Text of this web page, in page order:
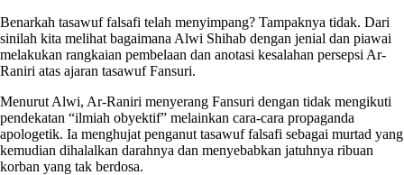
Benarkah tasawuf falsafi telah menyimpang? Tampaknya tidak. Dari
sinilah kita melihat bagaimana Alwi Shihab dengan jenial dan piawai
melakukan rangkaian pembelaan dan anotasi kesalahan persepsi Ar-
Raniri atas ajaran tasawuf Fansuri.
Menurut Alwi, Ar-Raniri menyerang Fansuri dengan tidak mengikuti
pendekatan “ilmiah obyektif” melainkan cara-cara propaganda
apologetik. Ia menghujat penganut tasawuf falsafi sebagai murtad yang
kemudian dihalalkan darahnya dan menyebabkan jatuhnya ribuan
korban yang tak berdosa.